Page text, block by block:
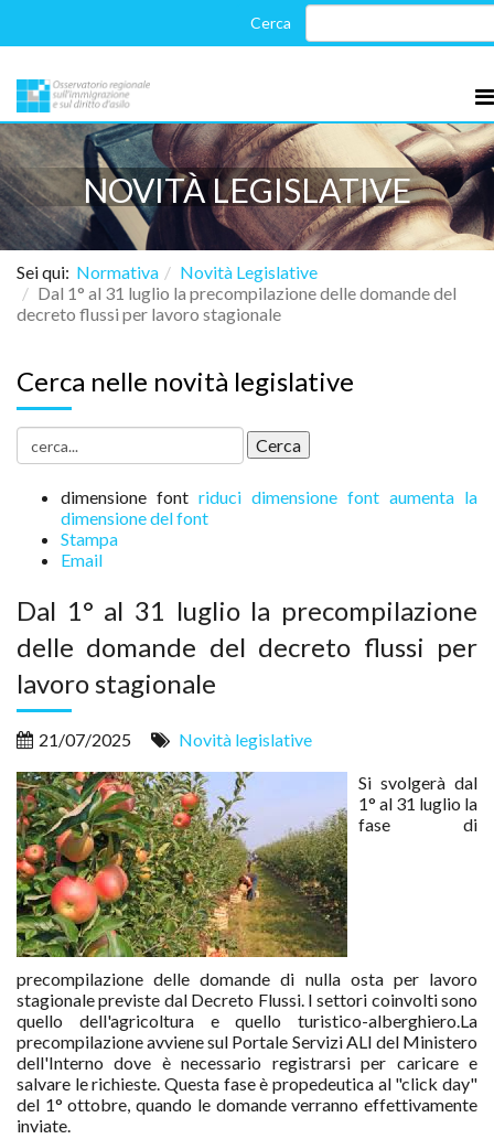
NOVITÀ LEGISLATIVE
Sei qui: Normativa
Novità Legislative
Dal 1° al 31 luglio la precompilazione delle domande del
decreto flussi per lavoro stagionale
Cerca nelle novità legislative
dimensione font riduci dimensione font aumenta la
dimensione del font
Stampa
Email
Dal 1° al 31 luglio la precompilazione
delle domande del decreto flussi per
lavoro stagionale
21/07/2025 Novità legislative
Si svolgerà dal
1° al 31 luglio la
fase di
precompilazione delle domande di nulla osta per lavoro
stagionale previste dal Decreto Flussi. I settori coinvolti sono
quello dell'agricoltura e quello turistico-alberghiero.La
precompilazione avviene sul Portale Servizi ALI del Ministero
dell'Interno dove è necessario registrarsi per caricare e
salvare le richieste. Questa fase è propedeutica al "click day"
del 1° ottobre, quando le domande verranno effettivamente
inviate.